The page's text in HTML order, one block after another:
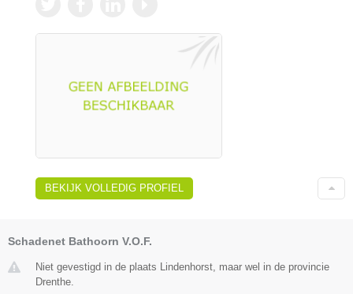
BEKIJK VOLLEDIG PROFIEL
Schadenet Bathoorn V.O.F.
Niet gevestigd in de plaats Lindenhorst, maar wel in de provincie
Drenthe.